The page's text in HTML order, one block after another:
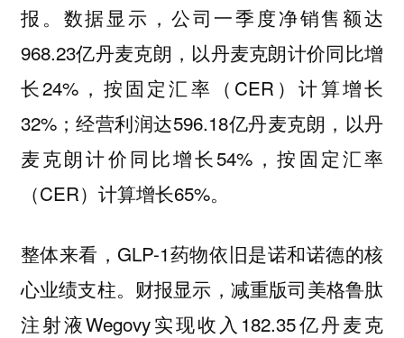
报。数据显示，公司一季度净销售额达
968.23亿丹麦克朗，以丹麦克朗计价同比增
长24%，按固定汇率（CER）计算增长
32%；经营利润达596.18亿丹麦克朗，以丹
麦克朗计价同比增长54%，按固定汇率
（CER）计算增长65%。
整体来看，GLP-1药物依旧是诺和诺德的核
心业绩支柱。财报显示，减重版司美格鲁肽
注射液Wegovy实现收入182.35亿丹麦克